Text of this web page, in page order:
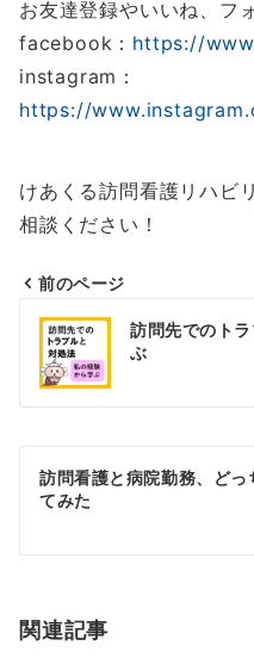
お友達登録やいいね、フ
facebook： https://
instagram：
https://
けあくる訪問看護リハビ
相談ください！
投
ナ
ゲ
シ
ン
前のページ
訪問先でのト
ぶ
訪問看護と病院勤務、ど
てみた
関連記事